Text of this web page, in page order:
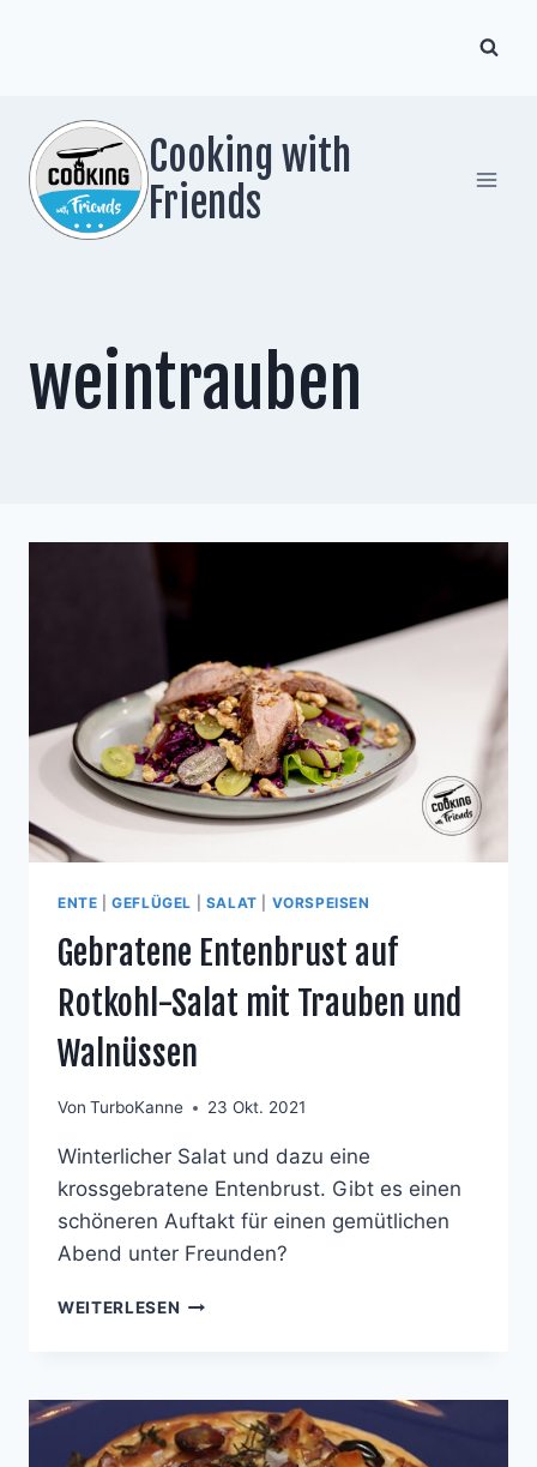
Cooking with
Friends
weintrauben
ENTE |GEFLÜGEL SALAT VORSPEISEN
Gebratene Entenbrust auf
Rotkohl-Salat mit Trauben und
Walnüssen
Von TurboKanne 23 Okt. 2021
Winterlicher Salat und dazu eine
krossgebratene Entenbrust. Gibt es einen
schöneren Auftakt für einen gemütlichen
Abend unter Freunden?
WEITERLESEN GEBRATENE
SALAT
MIT
TRAUBEN